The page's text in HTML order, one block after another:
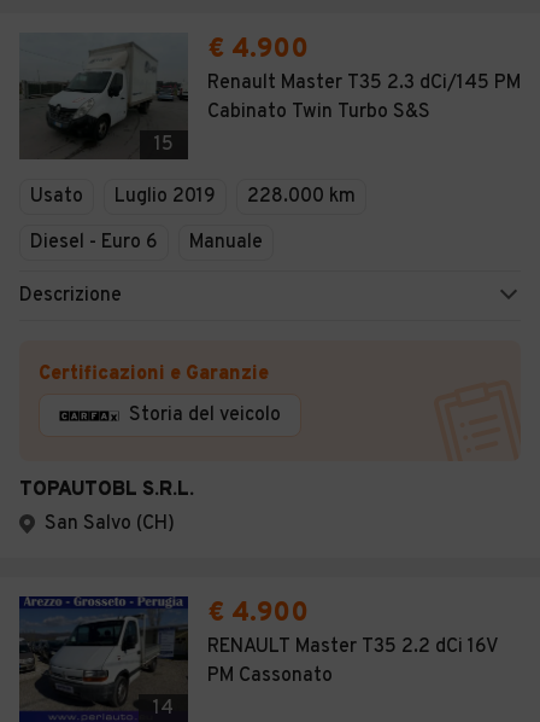
15
€ 4.900
Renault Master T35 2.3 dCi/145 PM
Cabinato Twin Turbo S&S
Usato Luglio 2019
228.000 km
Diesel - Euro 6
Manuale
Descrizione
Certificazioni e Garanzie
Storia del veicolo
TOPAUTOBL S.R.L.
San Salvo (CH)
14
€ 4.900
RENAULT Master T35 2.2 dCi 16V
PM Cassonato